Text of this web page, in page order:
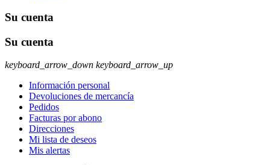
Su cuenta
Su cuenta
keyboard_arrow_down keyboard_arrow_up
Información personal
Devoluciones de mercancía
Pedidos
Facturas por abono
Direcciones
Mi lista de deseos
Mis alertas